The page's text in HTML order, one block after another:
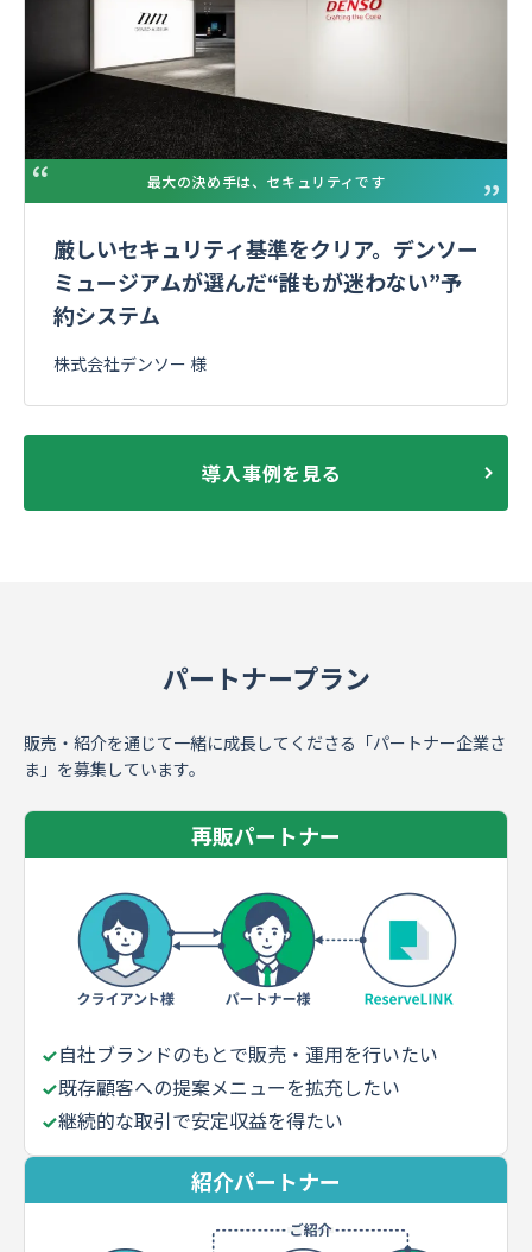
最大の決め手は、セキュリティです
厳しいセキュリティ基準をクリア。デンソー
ミュージアムが選んだ“誰もが迷わない”予
約システム
株式会社デンソー 様
導入事例を見る
パートナープラン
販売・紹介を通じて一緒に成長してくださる「パートナー企業さ
ま」を募集しています。
再販パートナー
自社ブランドのもとで販売・運用を行いたい
既存顧客への提案メニューを拡充したい
継続的な取引で安定収益を得たい
紹介パートナー